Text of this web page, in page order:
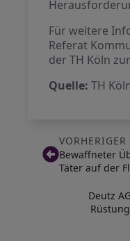
Für weitere
Referat
der TH Köln
Quelle: TH
VORHERIGER
Bewaffneter
Täter auf der
Deutz